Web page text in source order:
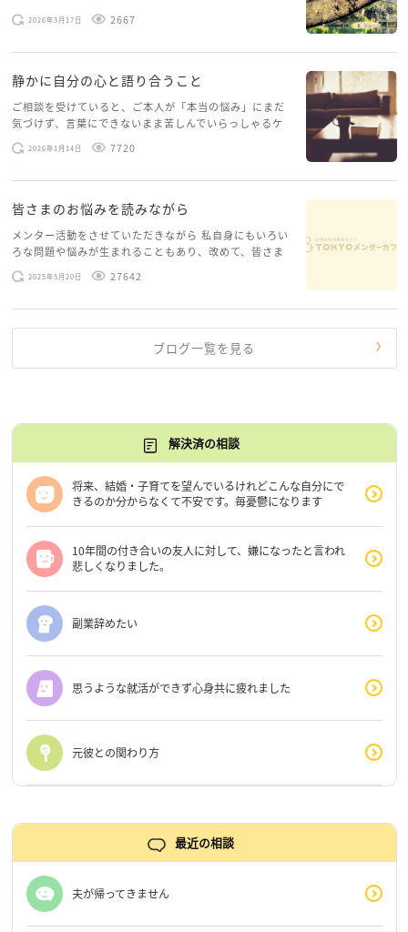
げたいという想いから、勇気を出して初めてブログを投
稿してみようと思います。少し自分のことを書いてみま
2026年3月17日 2667
静かに自分の心と語り合うこと
ご相談を受けていると、ご本人が「本当の悩み」にまだ
気づけず、言葉にできないまま苦しんでいらっしゃるケ
ースがありますお悩みというのは、心の深いところ（深
層心理）に触れることで、まったく違う角度から解決の
2026年1月14日 7720
皆さまのお悩みを読みながら
メンター活動をさせていただきながら 私自身にもいろい
ろな問題や悩みが生まれることもあり、改めて、皆さま
のお悩みを読みながら 「みんな、もがいてる。わたし
だけじゃないんだな」と、逆に励まされるような日々で
2025年5月20日 27642
ブログ一覧を見る
解決済の相談
将来、結婚・子育てを望んでいるけれどこんな自分にで
きるのか分からなくて不安です。毎憂鬱になります
10年間の付き合いの友人に対して、嫌になったと言われ
悲しくなりました。
副業辞めたい
思うような就活ができず心身共に疲れました
元彼との関わり方
最近の相談
夫が帰ってきません